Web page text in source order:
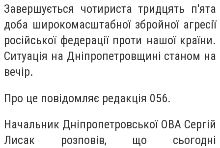
Завершується чотириста тридцять п'ята
доба широкомасштабної збройної агресії
російської федерації проти нашої країни.
Ситуація на Дніпропетровщині станом на
вечір.
Про це повідомляє редакція 056.
Начальник Дніпропетровської ОВА Сергій
Лисак розповів, що сьогодні